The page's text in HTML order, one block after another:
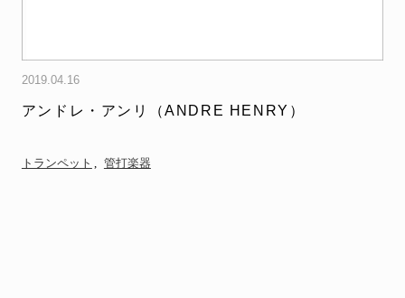
2019.04.16
アンドレ・アンリ（ANDRE HENRY）
トランペット 管打楽器